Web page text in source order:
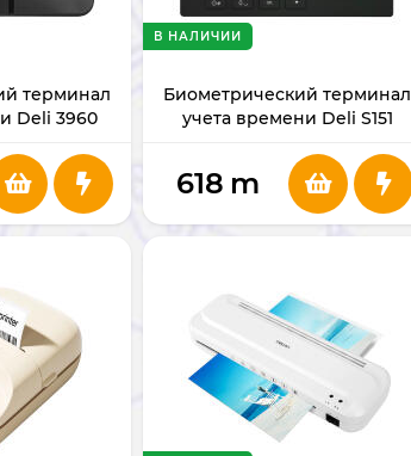
терминал
Deli 3960
Биометрический терминал
учета времени Deli S151
В НАЛИЧИИ
618 m